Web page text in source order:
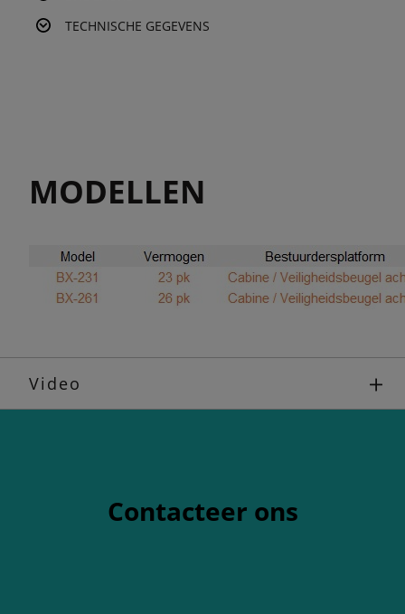
TECHNISCHE GEGEVENS
MODELLEN
Video
Contacteer ons